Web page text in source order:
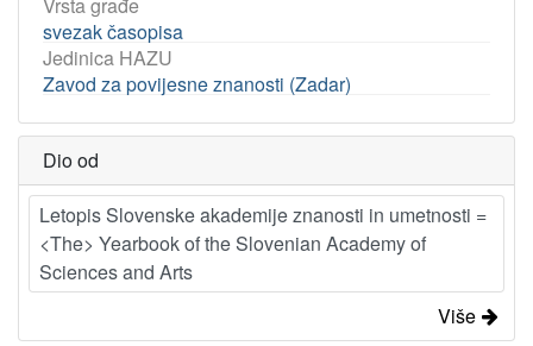
svezak časopisa
Jedinica HAZU
Zavod za povijesne znanosti (Zadar)
Dio od
Letopis Slovenske akademije znanosti in umetnosti =
<The> Yearbook of the Slovenian Academy of
Sciences and Arts
Više